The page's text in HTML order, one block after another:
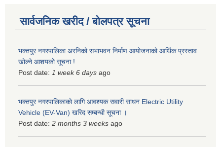
सार्वजनिक खरीद / बोलपत्र सूचना
भक्तपुर नगरपालिका अरनिको सभाभवन निर्माण आयोजनाको आर्थिक प्रस्ताव
खोल्ने आशयको सूचना !
Post date: 1 week 6 days ago
भक्तपुर नगरपालिकाकाे लागि आवश्यक सवारी साधन Electric Utility
Vehicle (EV-Van) खरिद सम्बन्धी सूचना ।
Post date: 2 months 3 weeks ago